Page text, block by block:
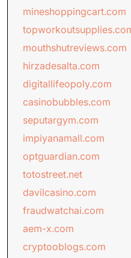
mineshoppingcart.com
mouthshutreviews.com
hirzadesalta.com
digitallifeopoly.com
casinobubbles.com
seputargym.com
impiyanamall.com
optguardian.com
totostreet.net
davilcasino.com
fraudwatchai.com
aem-x.com
cryptooblogs.com